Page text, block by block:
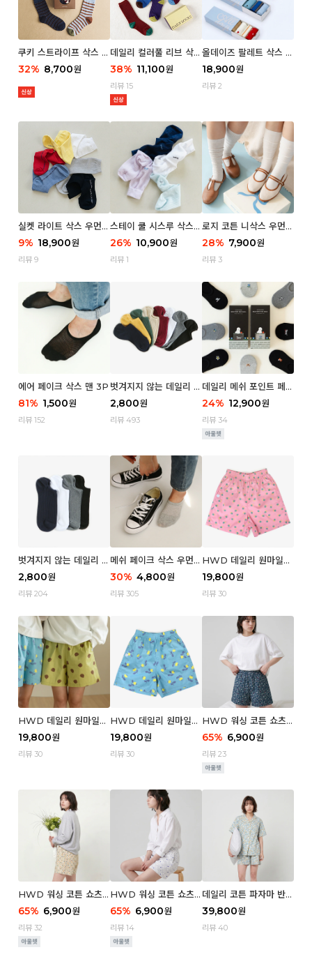
쿠키 스트라이프 삭스 우
먼 2P
32% 8,700원
데일리 컬러풀 리브 삭스
우먼 3P 세트
38% 11,100원
리뷰 15
올데이즈 팔레트 삭스 우
먼 5P
18,900원
리뷰 2
실켓 라이트 삭스 우먼 3
P
9% 18,900원
리뷰 9
스테이 쿨 시스루 삭스
우먼 2P
26% 10,900원
리뷰 1
로지 코튼 니삭스 우먼 1
P
28% 7,900원
리뷰 3
에어 페이크 삭스 맨 3P
81% 1,500원
리뷰 152
벗겨지지 않는 데일리 페
이크 삭스 (우먼)
2,800원
리뷰 493
데일리 메쉬 포인트 페이
크 삭스 우먼 4P
24% 12,900원
리뷰 34
벗겨지지 않는 데일리 페
이크 삭스 (맨)
2,800원
리뷰 204
메쉬 페이크 삭스 우먼 3
P
30% 4,800원
리뷰 305
HWD 데일리 원마일
쇼츠 - 04 Aroma (우
먼)
19,800원
리뷰 30
HWD 데일리 원마일
쇼츠 - 03 Poodle (우
먼)
19,800원
리뷰 30
HWD 데일리 원마일
쇼츠 - 02 Chouchou
(우먼)
19,800원
리뷰 30
HWD 워싱 코튼 쇼츠
(우먼) - 03 Berry tre
e
65% 6,900원
리뷰 23
HWD 워싱 코튼 쇼츠
(우먼) - 02 Retro flo
wer
65% 6,900원
리뷰 32
HWD 워싱 코튼 쇼츠
(우먼) - 01 Blue whal
e
65% 6,900원
리뷰 14
데일리 코튼 파자마 반팔
세트 (우먼) - 03 Sum
mer lane
39,800원
리뷰 40